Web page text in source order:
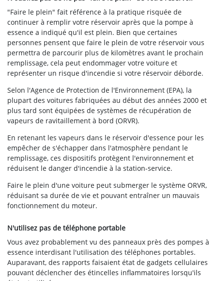
"Faire le plein" fait référence à la pratique risquée de
continuer à remplir votre réservoir après que la pompe à
essence a indiqué qu'il est plein. Bien que certaines
personnes pensent que faire le plein de votre réservoir vous
permettra de parcourir plus de kilomètres avant le prochain
remplissage, cela peut endommager votre voiture et
représenter un risque d'incendie si votre réservoir déborde.
Selon l'Agence de Protection de l'Environnement (EPA), la
plupart des voitures fabriquées au début des années 2000 et
plus tard sont équipées de systèmes de récupération de
vapeurs de ravitaillement à bord (ORVR).
En retenant les vapeurs dans le réservoir d'essence pour les
empêcher de s'échapper dans l'atmosphère pendant le
remplissage, ces dispositifs protègent l'environnement et
réduisent le danger d'incendie à la station-service.
Faire le plein d'une voiture peut submerger le système ORVR,
réduisant sa durée de vie et pouvant entraîner un mauvais
fonctionnement du moteur.
N'utilisez pas de téléphone portable
Vous avez probablement vu des panneaux près des pompes à
essence interdisant l'utilisation des téléphones portables.
Auparavant, des rapports faisaient état de gadgets cellulaires
pouvant déclencher des étincelles inflammatoires lorsqu'ils